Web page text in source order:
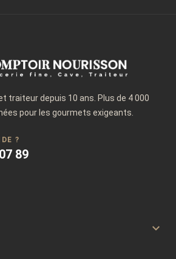
traiteur depuis 10 ans. Plus de 4 000
pour les gourmets exigeants.
?
89
